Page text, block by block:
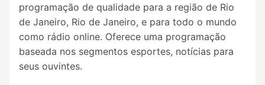
programação de qualidade para a região de Rio
de Janeiro, Rio de Janeiro, e para todo o mundo
como rádio online. Oferece uma programação
baseada nos segmentos esportes, notícias para
seus ouvintes.